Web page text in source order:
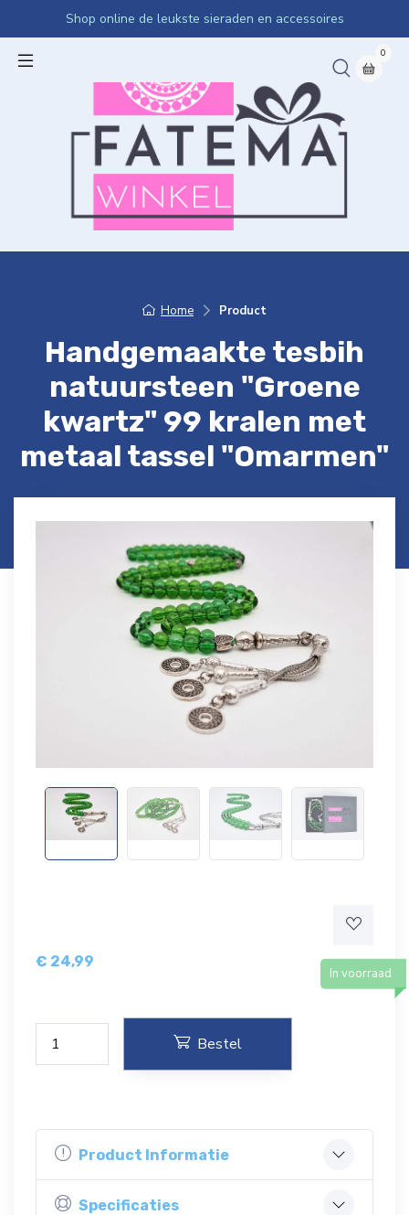
Shop online de leukste sieraden en accessoires
0
Home Product
Handgemaakte tesbih
natuursteen "Groene
kwartz" 99 kralen met
metaal tassel "Omarmen"
€ 24,99
In voorraad
Bestel
Product Informatie
Specificaties